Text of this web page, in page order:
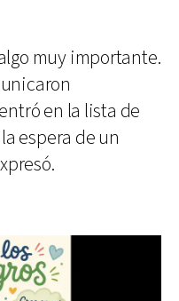
muy importante.
en la lista de
la espera de un